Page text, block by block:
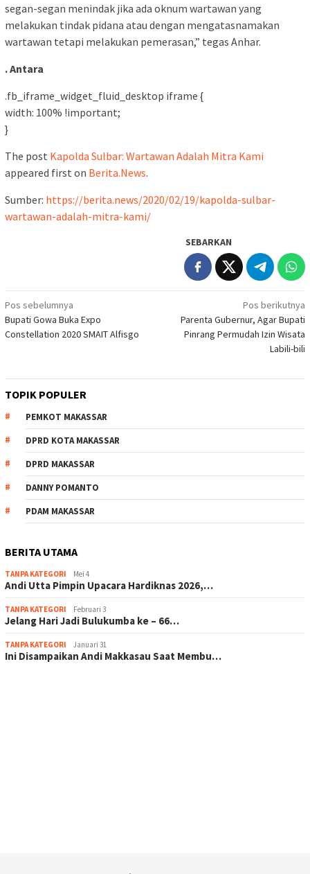
segan-segan menindak jika ada oknum wartawan yang
melakukan tindak pidana atau dengan mengatasnamakan
wartawan tetapi melakukan pemerasan,” tegas Anhar.
. Antara
.fb_iframe_widget_fluid_desktop iframe {
width: 100% !important;
}
The post Kapolda Sulbar: Wartawan Adalah Mitra Kami
appeared first on Berita.News.
Sumber: https://berita.news/2020/02/19/kapolda-sulbar-
wartawan-adalah-mitra-kami/
SEBARKAN
Navigasi
pos
Pos sebelumnya
Bupati Gowa Buka Expo
Constellation 2020 SMAIT Alfisgo
Pos berikutnya
Parenta Gubernur, Agar Bupati
Pinrang Permudah Izin Wisata
Labili-bili
TOPIK POPULER
PEMKOT MAKASSAR
DPRD KOTA MAKASSAR
DPRD MAKASSAR
DANNY POMANTO
PDAM MAKASSAR
BERITA UTAMA
TANPA KATEGORI Mei 4
Andi Utta Pimpin Upacara Hardiknas 2026,…
TANPA KATEGORI Februari 3
Jelang Hari Jadi Bulukumba ke – 66…
TANPA KATEGORI Januari 31
Ini Disampaikan Andi Makkasau Saat Membu…